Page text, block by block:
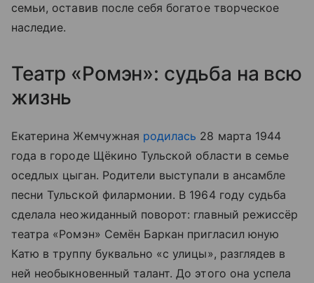
семьи, оставив после себя богатое творческое
наследие.
Театр «Ромэн»: судьба на всю
жизнь
Екатерина Жемчужная родилась 28 марта 1944
года в городе Щёкино Тульской области в семье
оседлых цыган. Родители выступали в ансамбле
песни Тульской филармонии. В 1964 году судьба
сделала неожиданный поворот: главный режиссёр
театра «Ромэн» Семён Баркан пригласил юную
Катю в труппу буквально «с улицы», разглядев в
ней необыкновенный талант. До этого она успела